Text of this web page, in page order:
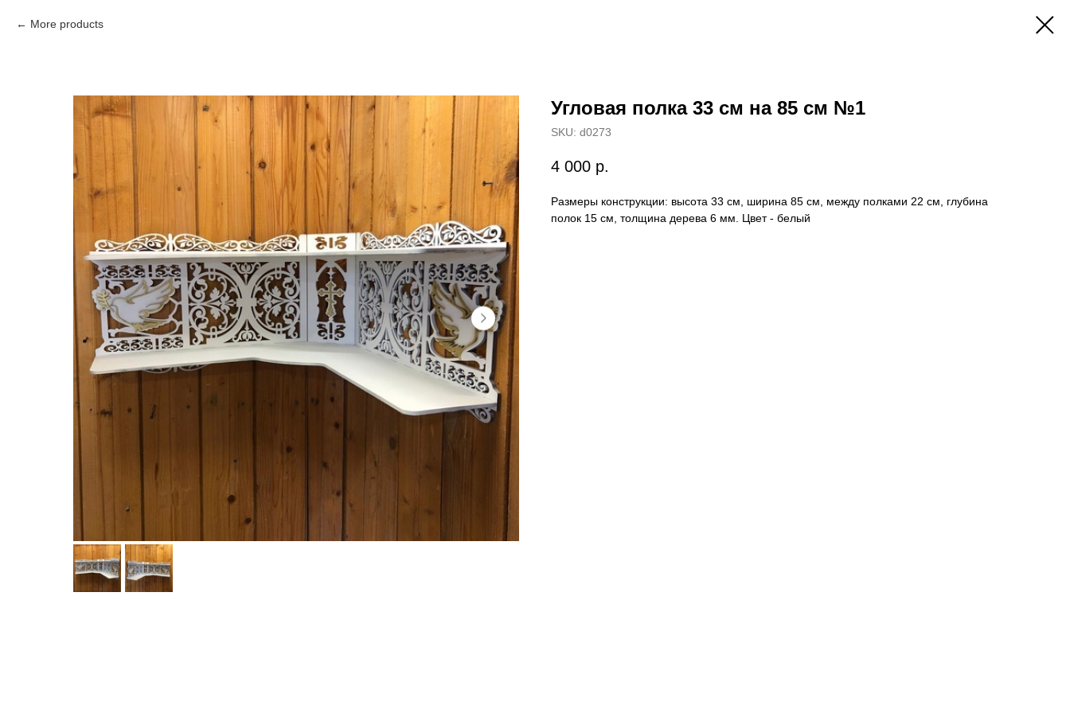
More products
Угловая полка 33 см на 85 см №1
SKU: d0273
4 000 р.
Размеры конструкции: высота 33 см, ширина 85 см, между полками 22 см, глубина
полок 15 см, толщина дерева 6 мм. Цвет - белый